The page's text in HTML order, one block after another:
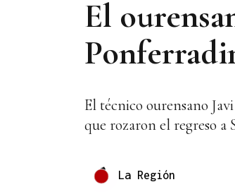
El
El técnico ourensano
que rozaron el regreso a
La Región